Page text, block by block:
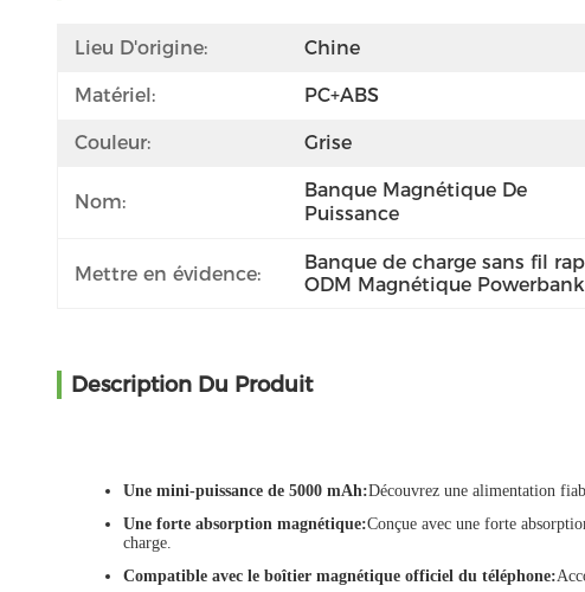
Lieu D'origine: Chine
Matériel: PC+ABS
Couleur: Grise
Nom:
Banque Magnétique De
Puissance
Mettre en évidence: Banque de charge sans fil
ODM Magnétique Powerbank
Description Du Produit
Une mini-puissance de 5000 mAh:Découvrez une alimentation
Une forte absorption magnétique:Conçue avec une forte
charge.
Compatible avec le boîtier magnétique officiel du téléphone: